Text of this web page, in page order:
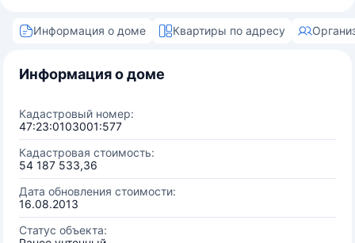
Информация о доме Квартиры по адресу
Информация о доме
Кадастровый номер:
47:23:0103001:577
Кадастровая стоимость:
54 187 533,36
Дата обновления стоимости:
16.08.2013
Статус объекта: